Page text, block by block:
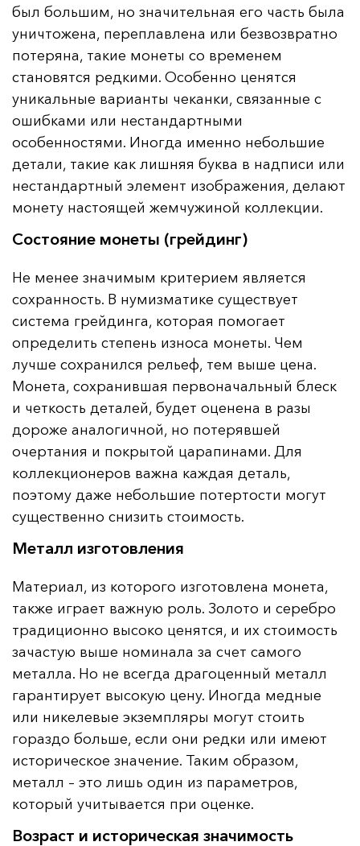
был большим, но значительная его часть была
уничтожена, переплавлена или безвозвратно
потеряна, такие монеты со временем
становятся редкими. Особенно ценятся
уникальные варианты чеканки, связанные с
ошибками или нестандартными
особенностями. Иногда именно небольшие
детали, такие как лишняя буква в надписи или
нестандартный элемент изображения, делают
монету настоящей жемчужиной коллекции.
Состояние монеты (грейдинг)
Не менее значимым критерием является
сохранность. В нумизматике существует
система грейдинга, которая помогает
определить степень износа монеты. Чем
лучше сохранился рельеф, тем выше цена.
Монета, сохранившая первоначальный блеск
и четкость деталей, будет оценена в разы
дороже аналогичной, но потерявшей
очертания и покрытой царапинами. Для
коллекционеров важна каждая деталь,
поэтому даже небольшие потертости могут
существенно снизить стоимость.
Металл изготовления
Материал, из которого изготовлена монета,
также играет важную роль. Золото и серебро
традиционно высоко ценятся, и их стоимость
зачастую выше номинала за счет самого
металла. Но не всегда драгоценный металл
гарантирует высокую цену. Иногда медные
или никелевые экземпляры могут стоить
гораздо больше, если они редки или имеют
историческое значение. Таким образом,
металл – это лишь один из параметров,
который учитывается при оценке.
Возраст и историческая значимость